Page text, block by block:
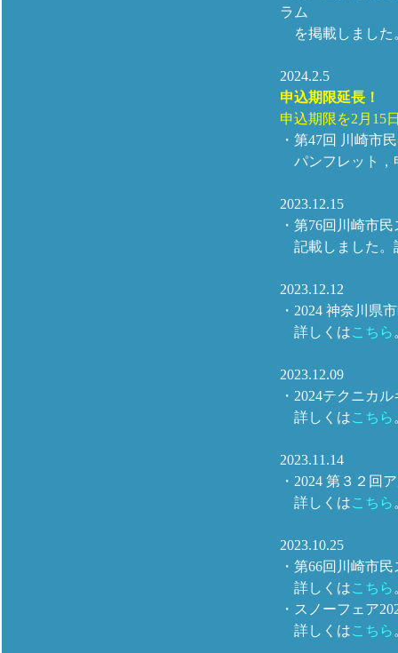
ラム
を掲載しました
2024.2.5
申込期限延長！
申込期限を2月15
・第47回 川崎市
パンフレット，
2023.12.15
・第76回川崎市
記載しました。
2023.12.12
・2024 神奈川県
詳しくはこちら
2023.12.09
・2024テクニカ
詳しくはこちら
2023.11.14
・2024 第３２回
詳しくはこちら
2023.10.25
・第66回川崎市
詳しくはこちら
・スノーフェア
詳しくはこちら